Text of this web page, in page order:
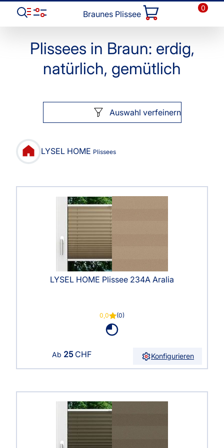
Braunes Plissee
0
Plissees in Braun: erdig,
natürlich, gemütlich
Auswahl verfeinern
LYSEL HOME Plissees
LYSEL HOME Plissee 234A Aralia
0,0 (0)
Ab 25CHF Konfigurieren